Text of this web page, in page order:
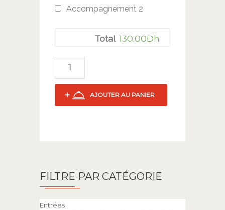
Accompagnement 2
Total 130.00Dh
AJOUTER AU PANIER
FILTRE PAR CATÉGORIE
Entrées